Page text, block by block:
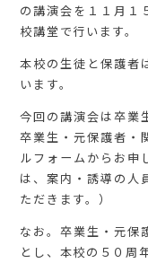
の講演会を１１月
校講堂で行います。
本校の生徒と保護者
います。
今回の講演会は卒業
卒業生・元保護者・
ルフォームからお申
は、案内・誘導の人
ただきます。）
なお。卒業生・元保
とし、本校の５０周